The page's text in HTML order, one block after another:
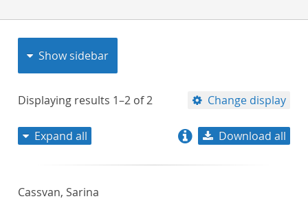
Show sidebar
Displaying results 1–2 of2 Change display
Expand all Download all
Cassvan, Sarina